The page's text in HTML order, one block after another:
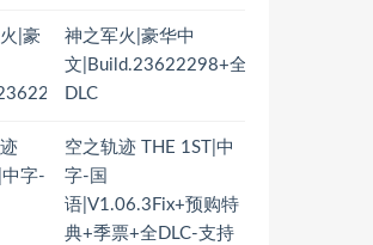
神之军火|豪华中
文|Build.23622298+全
DLC
空之轨迹 THE 1ST|中
字-国
语|V1.06.3Fix+预购特
典+季票+全DLC-支持